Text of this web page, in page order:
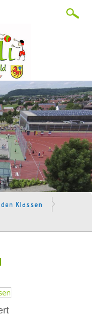
Klassen